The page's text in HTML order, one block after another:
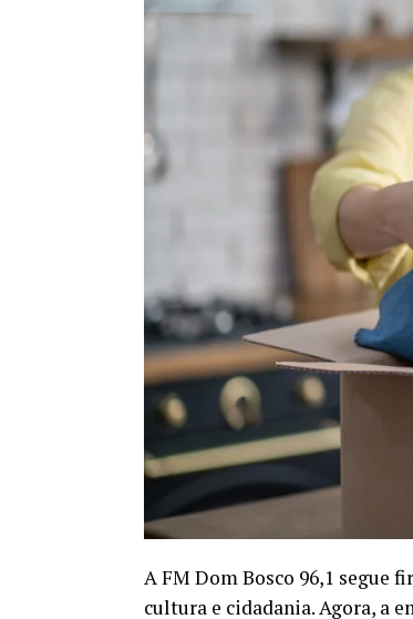
A FM Dom Bosco 96,1 segue
cultura e cidadania. Agora, a